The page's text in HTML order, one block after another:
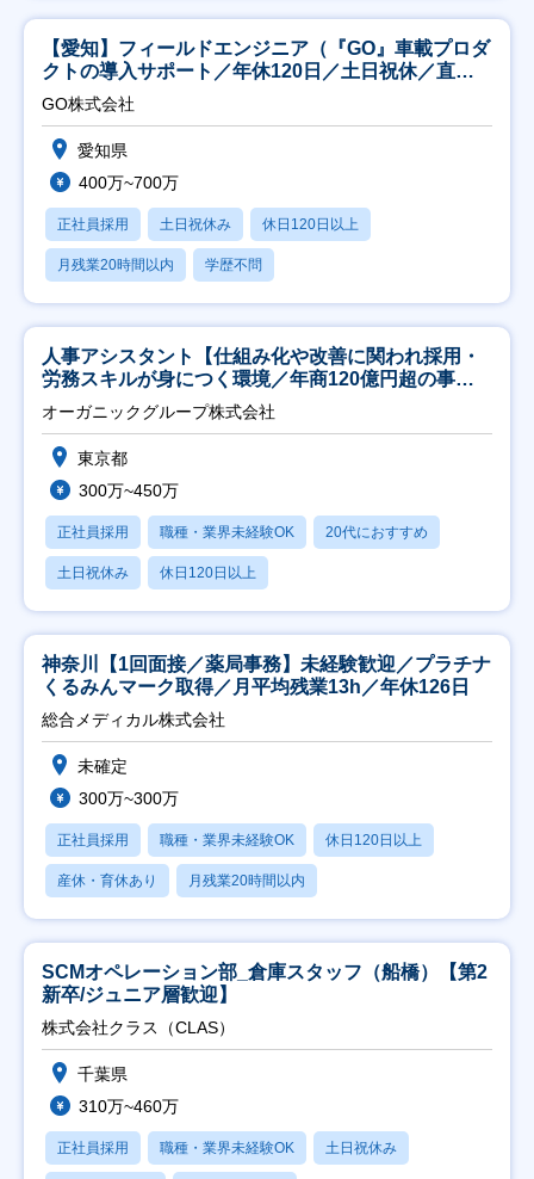
【愛知】フィールドエンジニア（『GO』車載プロダ
クトの導入サポート／年休120日／土日祝休／直行
直帰
GO株式会社
愛知県
400万~700万
正社員採用 土日祝休み 休日120日以上
月残業20時間以内 学歴不問
人事アシスタント【仕組み化や改善に関われ採用・
労務スキルが身につく環境／年商120億円超の事業
会社】
オーガニックグループ株式会社
東京都
300万~450万
正社員採用 職種・業界未経験OK 20代におすすめ
土日祝休み 休日120日以上
神奈川【1回面接／薬局事務】未経験歓迎／プラチナ
くるみんマーク取得／月平均残業13h／年休126日
総合メディカル株式会社
未確定
300万~300万
正社員採用 職種・業界未経験OK 休日120日以上
産休・育休あり 月残業20時間以内
SCMオペレーション部_倉庫スタッフ（船橋）【第2
新卒/ジュニア層歓迎】
株式会社クラス（CLAS）
千葉県
310万~460万
正社員採用 職種・業界未経験OK 土日祝休み